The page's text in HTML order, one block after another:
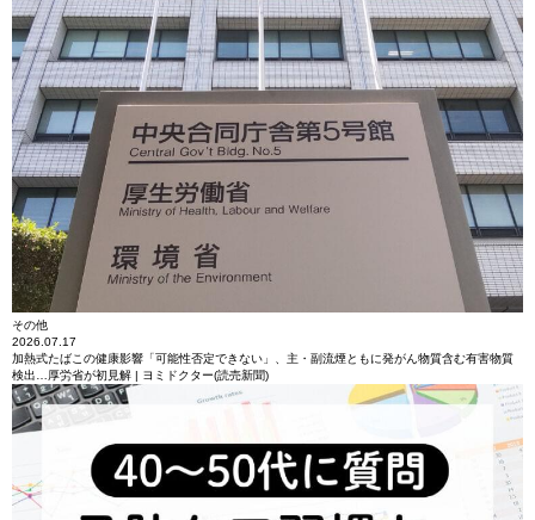
その他
2026.07.17
加熱式たばこの健康影響「可能性否定できない」、主・副流煙ともに発がん物質含む有害物質
検出…厚労省が初見解 | ヨミドクター(読売新聞)